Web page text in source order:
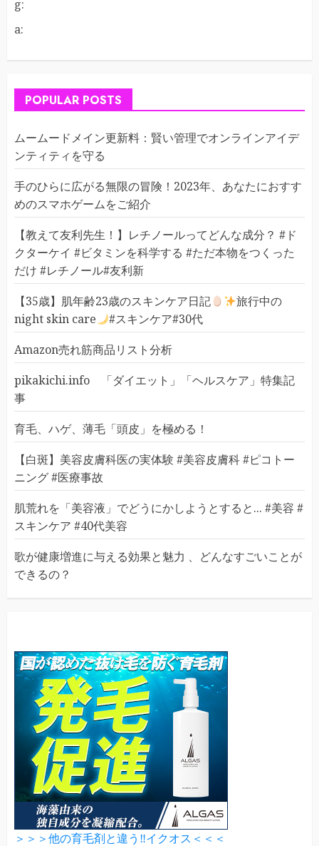
g:
a:
POPULAR POSTS
ムームードメイン更新料：賢い管理でオンラインアイデ
ンティティを守る
手のひらに広がる無限の冒険！2023年、あなたにおすす
めのスマホゲームをご紹介
【教えて友利先生！】レチノールってどんな成分？ #ド
クターケイ #ビタミンを科学する #ただ本物をつくった
だけ #レチノール#友利新
【35歳】肌年齢23歳のスキンケア日記
旅行中の
night skin care
#スキンケア#30代
Amazon売れ筋商品リスト分析
pikakichi.info 「ダイエット」「ヘルスケア」特集記
事
育毛、ハゲ、薄毛「頭皮」を極める！
【白斑】美容皮膚科医の実体験 #美容皮膚科 #ピコトー
ニング #医療事故
肌荒れを「美容液」でどうにかしようとすると... #美容 #
スキンケア #40代美容
歌が健康増進に与える効果と魅力 、どんなすごいことが
できるの？
＞＞＞他の育毛剤と違う‼イクオス＜＜＜